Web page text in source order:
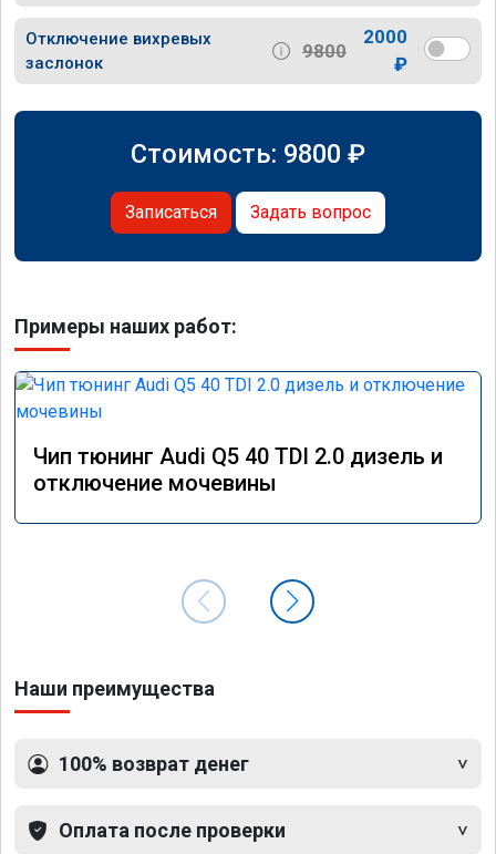
Отключение вихревых
заслонок
9800
2000
₽
Стоимость: 9800 ₽
Записаться Задать вопрос
Примеры наших работ:
Чип тюнинг Audi Q5 40 TDI 2.0 дизель и
отключение мочевины
Наши преимущества
100% возврат денег
Оплата после проверки